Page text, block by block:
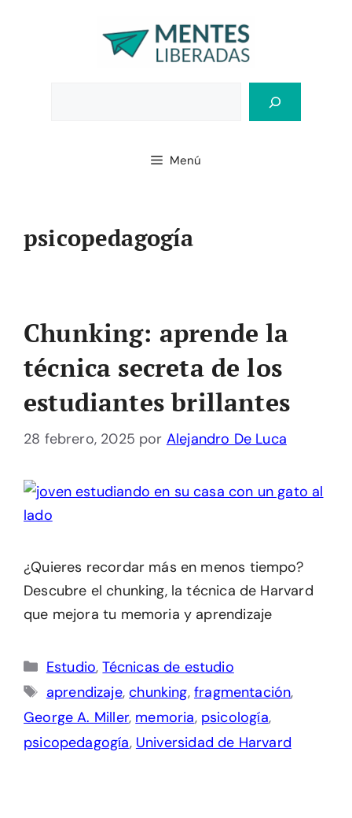
Menú
psicopedagogía
Chunking: aprende la
técnica secreta de los
estudiantes brillantes
28 febrero, 2025 por Alejandro De Luca
¿Quieres recordar más en menos tiempo?
Descubre el chunking, la técnica de Harvard
que mejora tu memoria y aprendizaje
Categorías
Estudio,Técnicas de estudio
Etiquetas
aprendizaje,chunking, fragmentación,
George A. Miller, memoria, psicología,
psicopedagogía, Universidad de Harvard